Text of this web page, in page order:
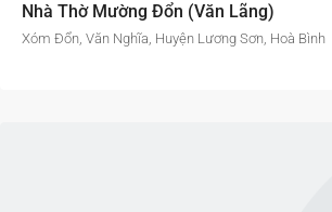
Nhà Thờ Mường Đổn (Văn Lãng)
Xóm Đổn, Văn Nghĩa, Huyện Lương Sơn, Hoà Bình